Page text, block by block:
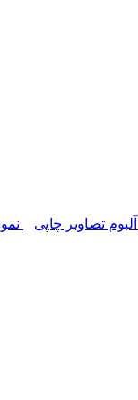
آلبوم تصاویر چاپی